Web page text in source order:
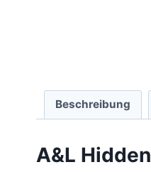
Beschreibung
A&L